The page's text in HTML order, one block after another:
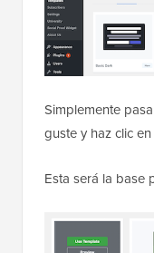
Simplemente
guste y haz clic en
Esta será la base